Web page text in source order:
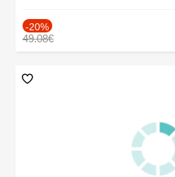
-20%
49.08€